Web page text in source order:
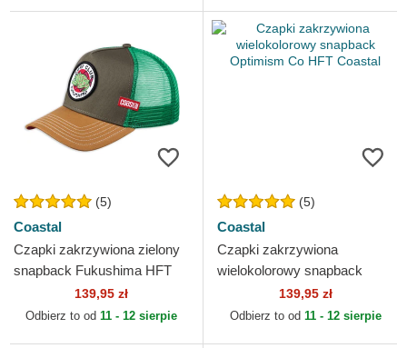
(5)
Coastal
Czapki zakrzywiona zielony
snapback Fukushima HFT
139,95 zł
Odbierz to od 11 - 12 sierpie
(5)
Coastal
Czapki zakrzywiona
wielokolorowy snapback
Optimism Co HFT Coastal
139,95 zł
Odbierz to od 11 - 12 sierpie